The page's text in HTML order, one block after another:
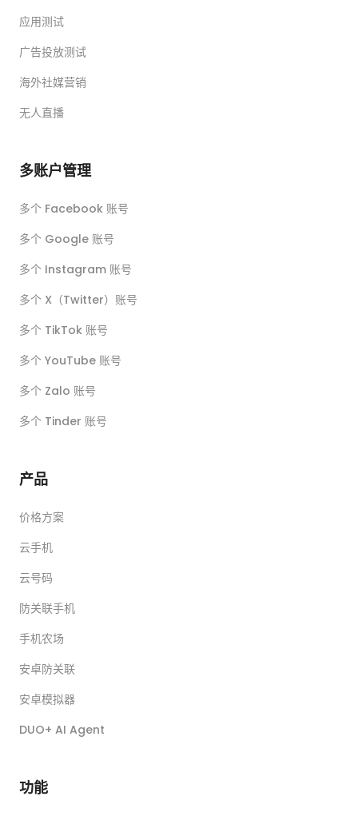
应用测试
广告投放测试
海外社媒营销
无人直播
多账户管理
多个 Facebook 账号
多个 Google 账号
多个 Instagram 账号
多个 X（Twitter）账号
多个 TikTok 账号
多个 YouTube 账号
多个 Zalo 账号
多个 Tinder 账号
产品
价格方案
云手机
云号码
防关联手机
手机农场
安卓防关联
安卓模拟器
DUO+ AI Agent
功能